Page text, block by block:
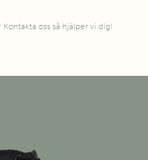
oss så hjälper vi dig!